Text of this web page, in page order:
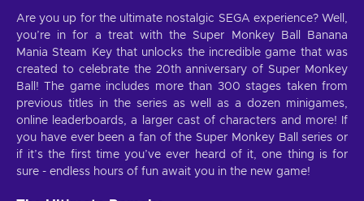
Are you up for the ultimate nostalgic SEGA experience? Well,
you’re in for a treat with the Super Monkey Ball Banana
Mania Steam Key that unlocks the incredible game that was
created to celebrate the 20th anniversary of Super Monkey
Ball! The game includes more than 300 stages taken from
previous titles in the series as well as a dozen minigames,
online leaderboards, a larger cast of characters and more! If
you have ever been a fan of the Super Monkey Ball series or
if it’s the first time you’ve ever heard of it, one thing is for
sure - endless hours of fun await you in the new game!